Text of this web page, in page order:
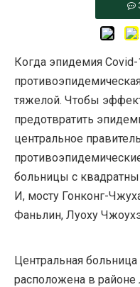
Когда эпидемия Covid-
тяжелой. Чтобы
предотвратить
центральное
больницы с
И, мосту Гонконг-
Фаньлин, Луоху
Центральная
расположена в районе